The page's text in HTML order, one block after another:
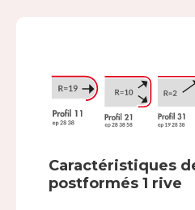
Caractéristiques
postformés 1 rive